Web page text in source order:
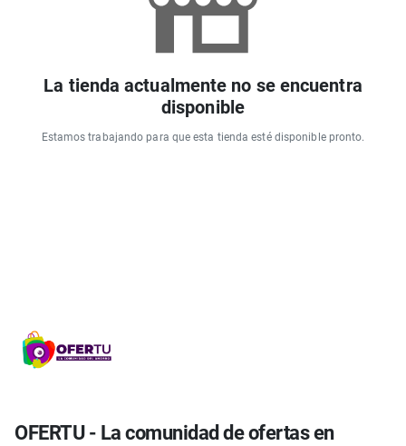
La tienda actualmente no se encuentra
disponible
Estamos trabajando para que esta tienda esté disponible pronto.
OFERTU - La comunidad de ofertas en